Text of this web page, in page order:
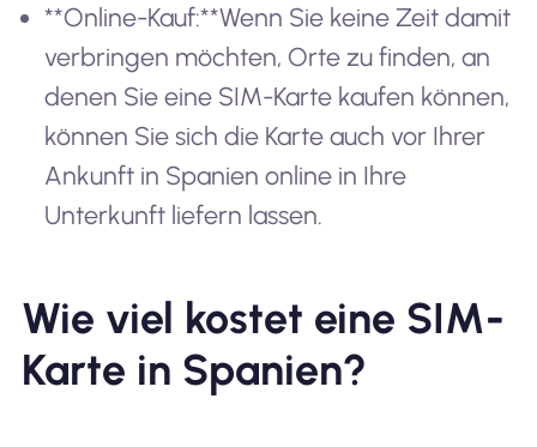
**Online-Kauf:**Wenn Sie keine Zeit damit
verbringen möchten, Orte zu finden, an
denen Sie eine SIM-Karte kaufen können,
können Sie sich die Karte auch vor Ihrer
Ankunft in Spanien online in Ihre
Unterkunft liefern lassen.
Wie viel kostet eine SIM-
Karte in Spanien?